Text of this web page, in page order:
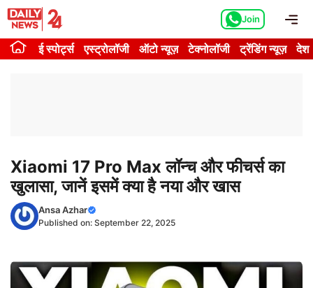
Skip
content
Join
ई स्पोर्ट्स एस्ट्रोलॉजी ऑटो न्यूज़ टेक्नोलॉजी ट्रेंडिंग न्यूज़ देश
Xiaomi 17 Pro Max लॉन्च और फीचर्स का
खुलासा, जानें इसमें क्या है नया और खास
Ansa Azhar
Published on: September 22, 2025